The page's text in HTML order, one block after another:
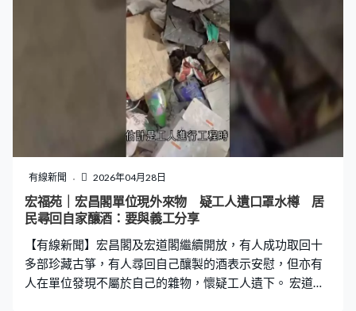
價每呎8,000元，已補地價10,500元收購宏志閣業權，並
提供樓換樓等安置方案，預計涉及10億公帑。 財政司副司
長黃偉綸：「如果收到不少於75%宏志閣業權，對於日後
工作，包括透過法例、處理收回業權都有幫助，當然要強
調是下一階段事情，現時是專注你情我願方式，我們審視
過援助基金無法再出多些錢，因為近期隨事件過去一段時
間沒有新的捐款，因此動用公帑是合適。」 政府稱宏志閣
面對可能要承擔巨額維修費以及日後修訂地契公契等問
題，提出收購顧及情、理、法，若限期屆滿，沒有足夠業
主接受收購，政府將不再作安排。黃偉綸：「政府不再介
入本身都有的安排，麥美娟局長亦多次說明，合安亦嘗試
費用相當高，這些也是客
有線新聞 2026年04月28日
宏福苑｜宏昌閣單位現外來物 疑工人遺口罩水樽 居
民尋回自家釀酒：要與義工分享
【有線新聞】宏昌閣及宏道閣繼續開放，有人成功取回十
多部珍藏古箏，有人尋回自己釀製的酒表示安慰，但亦有
人在單位發現不屬於自己的雜物，懷疑工人遺下。 宏道閣